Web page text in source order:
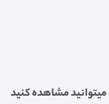
مشاهده کنید